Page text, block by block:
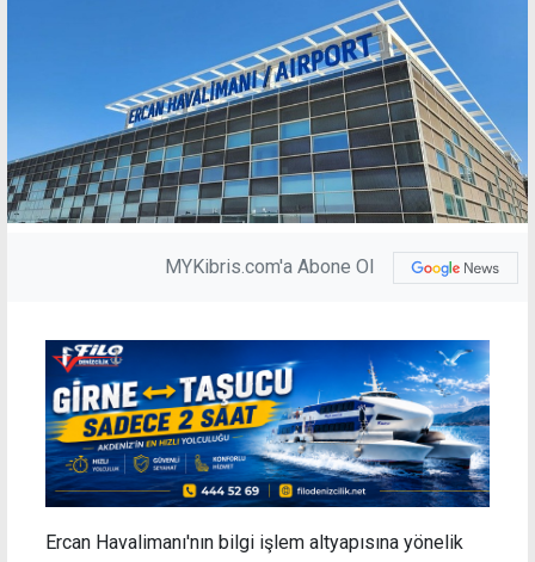
MYKibris.com'a Abone Ol
Ercan Havalimanı'nın bilgi işlem altyapısına yönelik